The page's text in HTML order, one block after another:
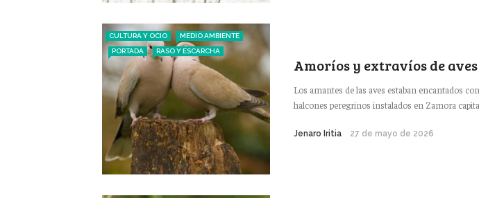
CULTURA Y OCIO
MEDIO AMBIENTE
PORTADA
RASO Y ESCARCHA
Amoríos y extravíos de
Los amantes de las aves estaban encantados
halcones peregrinos instalados en Zamora
Jenaro Iritia 27 de mayo de 2026